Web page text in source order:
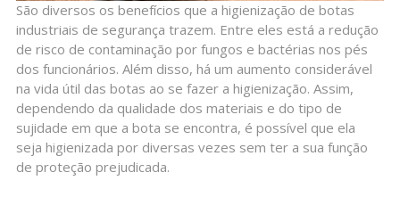
São diversos os benefícios que a higienização de botas
industriais de segurança trazem. Entre eles está a redução
de risco de contaminação por fungos e bactérias nos pés
dos funcionários. Além disso, há um aumento considerável
na vida útil das botas ao se fazer a higienização. Assim,
dependendo da qualidade dos materiais e do tipo de
sujidade em que a bota se encontra, é possível que ela
seja higienizada por diversas vezes sem ter a sua função
de proteção prejudicada.